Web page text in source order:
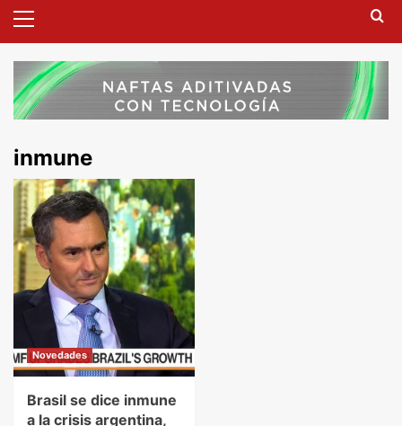
inmune
Novedades
Brasil se dice inmune
a la crisis argentina,